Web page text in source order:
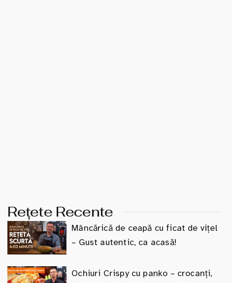
Rețete Recente
Mâncărică de ceapă cu ficat de vițel
– Gust autentic, ca acasă!
Ochiuri Crispy cu panko – crocanți,